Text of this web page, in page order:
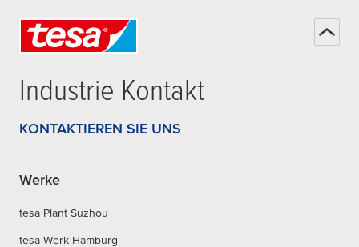
Industrie Kontakt
KONTAKTIEREN SIE UNS
Werke
tesa Plant Suzhou
tesa Werk Hamburg